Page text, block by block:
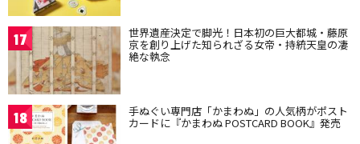
17 世界遺産決定で脚光！日本初の巨大都城・藤原
京を創り上げた知られざる女帝・持統天皇の凄
絶な執念
18 手ぬぐい専門店「かまわぬ」の人気柄がポスト
カードに『かまわぬ POSTCARD BOOK』発売